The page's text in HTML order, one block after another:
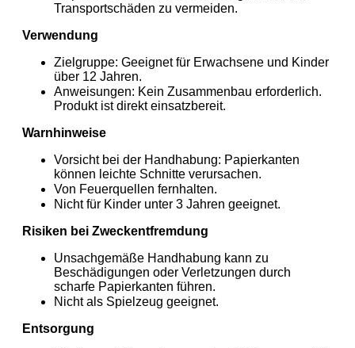
Transportschäden zu vermeiden.
Verwendung
Zielgruppe: Geeignet für Erwachsene und Kinder
über 12 Jahren.
Anweisungen: Kein Zusammenbau erforderlich.
Produkt ist direkt einsatzbereit.
Warnhinweise
Vorsicht bei der Handhabung: Papierkanten
können leichte Schnitte verursachen.
Von Feuerquellen fernhalten.
Nicht für Kinder unter 3 Jahren geeignet.
Risiken bei Zweckentfremdung
Unsachgemäße Handhabung kann zu
Beschädigungen oder Verletzungen durch
scharfe Papierkanten führen.
Nicht als Spielzeug geeignet.
Entsorgung